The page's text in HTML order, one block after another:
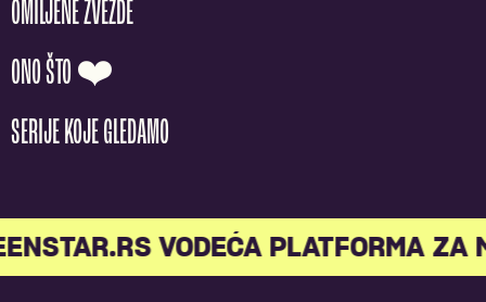
OMILJENE ZVEZDE
ONO ŠTO ❤️
SERIJE KOJE GLEDAMO
VODEĆA PLATFORMA ZA